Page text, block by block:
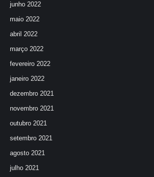
junho 2022
maio 2022
abril 2022
março 2022
fevereiro 2022
janeiro 2022
dezembro 2021
novembro 2021
outubro 2021
setembro 2021
agosto 2021
julho 2021